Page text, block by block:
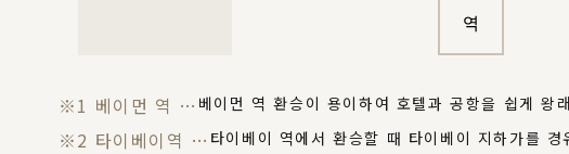
※1 베이먼 역 … 베이먼 역 환승이 용이하여 호텔과 공항을 쉽게 왕
※2 타이베이역 … 타이베이 역에서 환승할 때 타이베이 지하가를